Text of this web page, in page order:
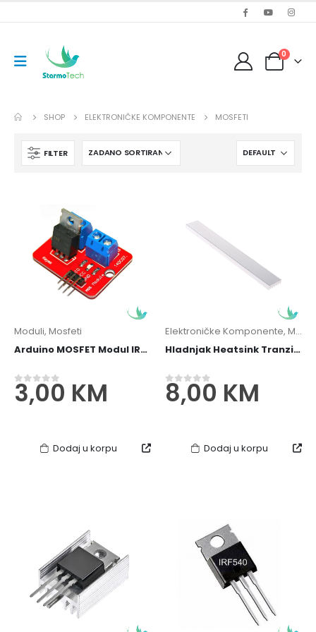
0
SHOP ELEKTRONIČKE KOMPONENTE MOSFETI
FILTER
Moduli, Mosfeti
Arduino MOSFET Modul IRF520
0out of 5
3,00 KM
Dodaj u korpu
Elektroničke Komponente, Mosfeti
Hladnjak Heatsink Tranzistor Mosfet 150x20x6mm
0out of 5
8,00 KM
Dodaj u korpu